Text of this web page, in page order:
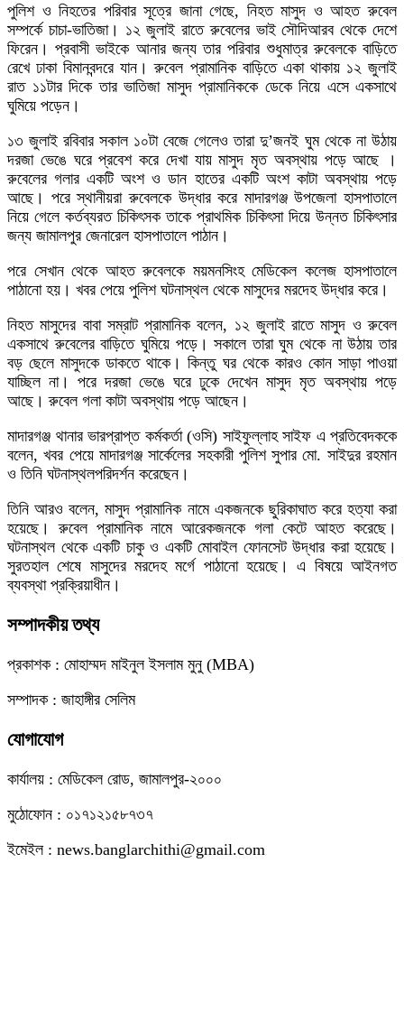
পুলিশ ও নিহতের পরিবার সূত্রে জানা গেছে, নিহত মাসুদ ও আহত রুবেল
সম্পর্কে চাচা-ভাতিজা। ১২ জুলাই রাতে রুবেলের ভাই সৌদিআরব থেকে দেশে
ফিরেন। প্রবাসী ভাইকে আনার জন্য তার পরিবার শুধুমাত্র রুবেলকে বাড়িতে
রেখে ঢাকা বিমানবন্দরে যান। রুবেল প্রামানিক বাড়িতে একা থাকায় ১২ জুলাই
রাত ১১টার দিকে তার ভাতিজা মাসুদ প্রামানিককে ডেকে নিয়ে এসে একসাথে
ঘুমিয়ে পড়েন।
১৩ জুলাই রবিবার সকাল ১০টা বেজে গেলেও তারা দু’জনই ঘুম থেকে না উঠায়
দরজা ভেঙে ঘরে প্রবেশ করে দেখা যায় মাসুদ মৃত অবস্থায় পড়ে আছে ।
রুবেলের গলার একটি অংশ ও ডান হাতের একটি অংশ কাটা অবস্থায় পড়ে
আছে। পরে স্থানীয়রা রুবেলকে উদ্ধার করে মাদারগঞ্জ উপজেলা হাসপাতালে
নিয়ে গেলে কর্তব্যরত চিকিৎসক তাকে প্রাথমিক চিকিৎসা দিয়ে উন্নত চিকিৎসার
জন্য জামালপুর জেনারেল হাসপাতালে পাঠান।
পরে সেখান থেকে আহত রুবেলকে ময়মনসিংহ মেডিকেল কলেজ হাসপাতালে
পাঠানো হয়। খবর পেয়ে পুলিশ ঘটনাস্থল থেকে মাসুদের মরদেহ উদ্ধার করে।
নিহত মাসুদের বাবা সম্রাট প্রামানিক বলেন, ১২ জুলাই রাতে মাসুদ ও রুবেল
একসাথে রুবেলের বাড়িতে ঘুমিয়ে পড়ে। সকালে তারা ঘুম থেকে না উঠায় তার
বড় ছেলে মাসুদকে ডাকতে থাকে। কিন্তু ঘর থেকে কারও কোন সাড়া পাওয়া
যাচ্ছিল না। পরে দরজা ভেঙে ঘরে ঢুকে দেখেন মাসুদ মৃত অবস্থায় পড়ে
আছে। রুবেল গলা কাটা অবস্থায় পড়ে আছেন।
মাদারগঞ্জ থানার ভারপ্রাপ্ত কর্মকর্তা (ওসি) সাইফুল্লাহ সাইফ এ প্রতিবেদককে
বলেন, খবর পেয়ে মাদারগঞ্জ সার্কেলের সহকারী পুলিশ সুপার মো. সাইদুর রহমান
ও তিনি ঘটনাস্থলপরিদর্শন করেছেন।
তিনি আরও বলেন, মাসুদ প্রামানিক নামে একজনকে ছুরিকাঘাত করে হত্যা করা
হয়েছে। রুবেল প্রামানিক নামে আরেকজনকে গলা কেটে আহত করেছে।
ঘটনাস্থল থেকে একটি চাকু ও একটি মোবাইল ফোনসেট উদ্ধার করা হয়েছে।
সুরতহাল শেষে মাসুদের মরদেহ মর্গে পাঠানো হয়েছে। এ বিষয়ে আইনগত
ব্যবস্থা প্রক্রিয়াধীন।
সম্পাদকীয় তথ্য
প্রকাশক : মোহাম্মদ মাইনুল ইসলাম মুনু (MBA)
সম্পাদক : জাহাঙ্গীর সেলিম
যোগাযোগ
কার্যালয় : মেডিকেল রোড, জামালপুর-২০০০
মুঠোফোন : ০১৭১২১৫৮৭৩৭
ইমেইল : news.banglarchithi@gmail.com